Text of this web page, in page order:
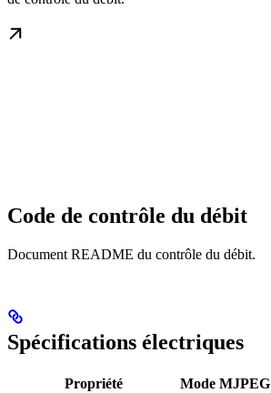
Code de contrôle du débit
Document README du contrôle du débit.
Spécifications électriques
Propriété Mode MJPEG